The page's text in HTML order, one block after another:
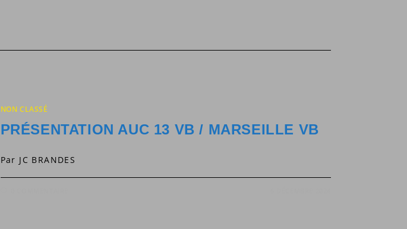
NON CLASSÉ
PRÉSENTATION AUC 13 VB / MARSEILLE VB
Par JC BRANDES